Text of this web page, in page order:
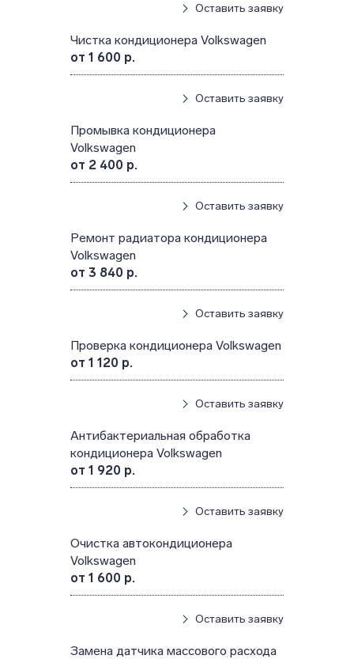
Оставить заявку
Чистка кондиционера Volkswagen
от 1 600 р.
Оставить заявку
Промывка кондиционера
Volkswagen
от 2 400 р.
Оставить заявку
Ремонт радиатора кондиционера
Volkswagen
от 3 840 р.
Оставить заявку
Проверка кондиционера Volkswagen
от 1 120 р.
Оставить заявку
Антибактериальная обработка
кондиционера Volkswagen
от 1 920 р.
Оставить заявку
Очистка автокондиционера
Volkswagen
от 1 600 р.
Оставить заявку
Замена датчика массового расхода